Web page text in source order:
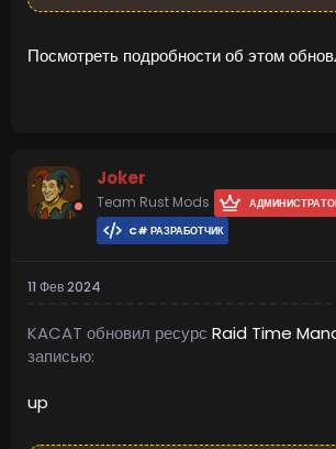
Посмотреть подробности об этом
Joker
Team Rust Mods
C# РАЗРАБОТЧИК
11 Фев 2024
KACAT обновил ресурс Raid Time
записью:
up